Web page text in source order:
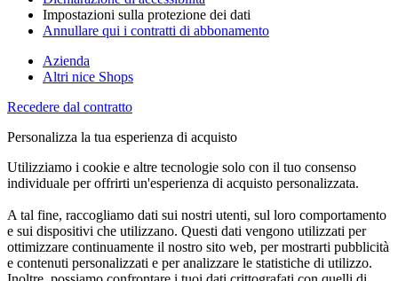
Impostazioni sulla protezione dei dati
Annullare qui i contratti di abbonamento
Azienda
Altri nice Shops
Recedere dal contratto
Personalizza la tua esperienza di acquisto
Utilizziamo i cookie e altre tecnologie solo con il tuo consenso
individuale per offrirti un'esperienza di acquisto personalizzata.
A tal fine, raccogliamo dati sui nostri utenti, sul loro comportamento
e sui dispositivi che utilizzano. Questi dati vengono utilizzati per
ottimizzare continuamente il nostro sito web, per mostrarti pubblicità
e contenuti personalizzati e per analizzare le statistiche di utilizzo.